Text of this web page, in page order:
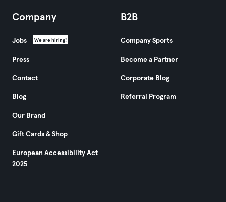
Company
Jobs We are hiring!
Press
Contact
Blog
Our Brand
Gift Cards & Shop
European Accessibility Act
2025
B2B
Company Sports
Become a Partner
Corporate Blog
Referral Program